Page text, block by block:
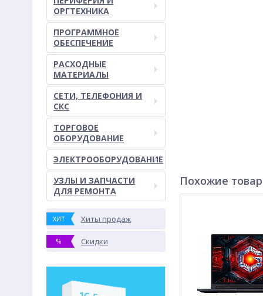
ОРГТЕХНИКА
ПРОГРАММНОЕ
ОБЕСПЕЧЕНИЕ
РАСХОДНЫЕ
МАТЕРИАЛЫ
СЕТИ, ТЕЛЕФОНИЯ И
СКС
ТОРГОВОЕ
ОБОРУДОВАНИЕ
ЭЛЕКТРООБОРУДОВАНИЕ
УЗЛЫ И ЗАПЧАСТИ
ДЛЯ РЕМОНТА
ХИТ Хиты продаж
% Скидки
Похожие